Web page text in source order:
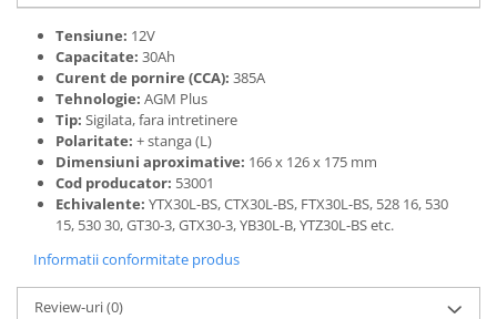
Baterii si acumulatori gel si VRLA
6-12 V
Baterii si acumulatori AGM VRLA
de 6-12 V
Acumulatori Moto, ATV
GEL
AGM
Li-Ion
Deep Cycle - Tractiune/Semi-
Tractiune
Tensiune: 12V
Capacitate: 30Ah
Curent de pornire (CCA): 385A
Tehnologie: AGM Plus
Tip: Sigilata, fara intretinere
Polaritate: + stanga (L)
Dimensiuni aproximative: 166 x 126 x 175 mm
Cod producator: 53001
Echivalente: YTX30L-BS, CTX30L-BS, FTX30L-BS, 528 16, 530
15, 530 30, GT30-3, GTX30-3, YB30L-B, YTZ30L-BS etc.
Informatii conformitate produs
Review-uri(0)